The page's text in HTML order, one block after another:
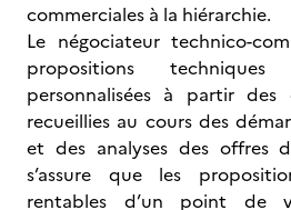
commerciales à la hiérarchie.
Le négociateur technico-
propositions
personnalisées à partir des
recueillies au cours des
et des analyses des offres
s’assure que les
rentables d’un point de